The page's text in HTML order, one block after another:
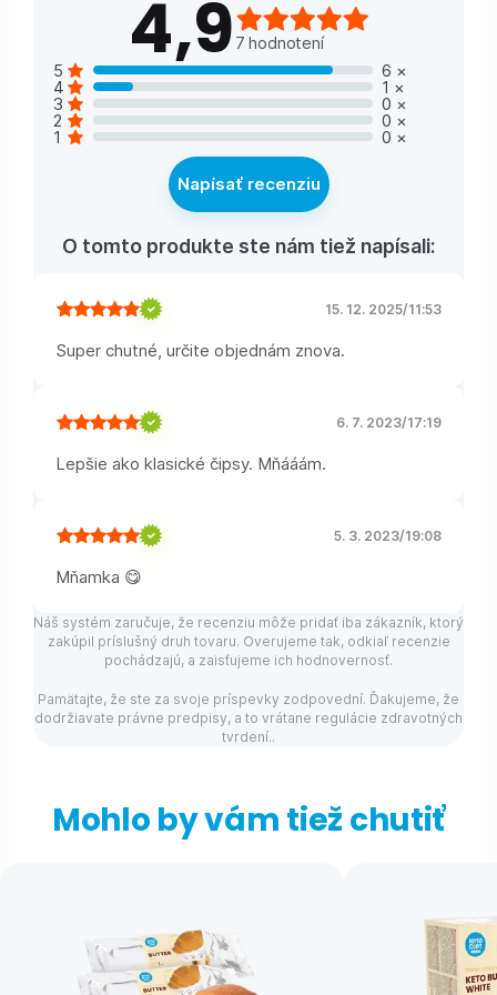
4,9 7 hodnotení
5
6 ×
4 1 ×
3 0 ×
2 0 ×
1 0 ×
Napísať recenziu
O tomto produkte ste nám tiež napísali:
15. 12. 2025/11:53
Super chutné, určite objednám znova.
6. 7. 2023/17:19
Lepšie ako klasické čipsy. Mňááám.
5. 3. 2023/19:08
Mňamka 😋
Náš systém zaručuje, že recenziu môže pridať iba zákazník, ktorý
zakúpil príslušný druh tovaru. Overujeme tak, odkiaľ recenzie
pochádzajú, a zaisťujeme ich hodnovernosť.
Pamätajte, že ste za svoje príspevky zodpovední. Ďakujeme, že
dodržiavate právne predpisy, a to vrátane regulácie zdravotných
tvrdení..
Mohlo by vám tiež chutiť